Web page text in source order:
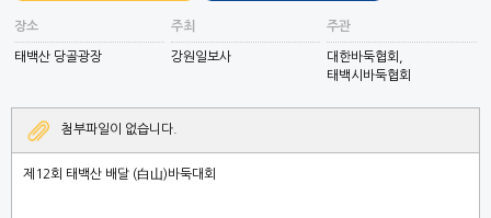
장소
태백산 당골광장
주최
강원일보사
주관
대한바둑협회,
태백시바둑협회
첨부파일이 없습니다.
제12회 태백산 배달 (白山)바둑대회